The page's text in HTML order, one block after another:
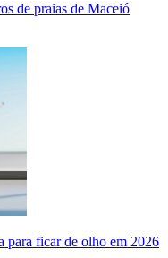
de praias de Maceió
para ficar de olho em 2026